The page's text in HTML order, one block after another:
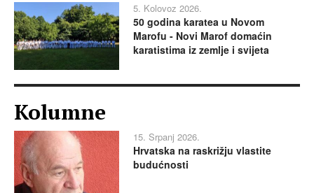
5. Kolovoz 2026.
50 godina karatea u Novom
Marofu - Novi Marof domaćin
karatistima iz zemlje i svijeta
Kolumne
15. Srpanj 2026.
Hrvatska na raskrižju vlastite
budućnosti